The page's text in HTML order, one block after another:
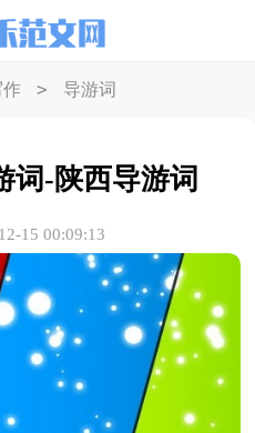
作 > 导游词
词-陕西导游词
15 00:09:13